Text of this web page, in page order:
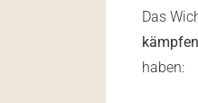
Das
kämpfen
haben: